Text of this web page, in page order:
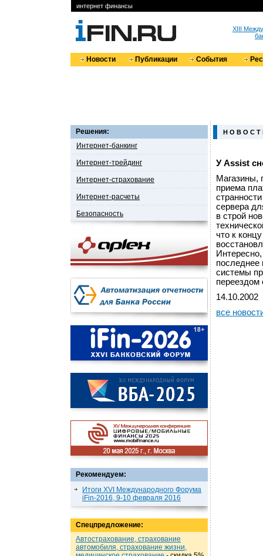
интернет финансы
XIII
Новости Публикации События
Решения:
Интернет-банкинг
Интернет-трейдинг
Интернет-страхование
Интернет-расчеты
Безопасность
Рекомендуем:
Итоги XVI Международного Форума
iFin-2016, 9-10 февраля 2016
Спецпредложение:
Автострахование, страхование
автомобиля, страхование жизни,
Н О В О С Т
У Assist
Магазины,
приема
сервера
в строй
что к
последнее
системы
переездом
14.10.2002
все